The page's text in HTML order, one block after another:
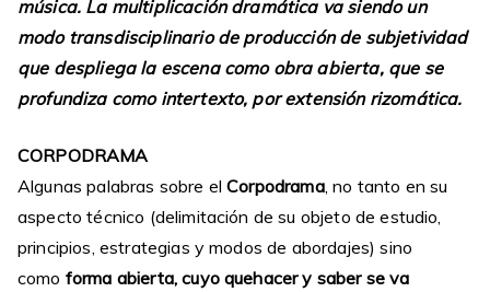
música. La multiplicación dramática va siendo un
modo transdisciplinario de producción de subjetividad
que despliega la escena como obra abierta, que se
profundiza como intertexto, por extensión rizomática.
CORPODRAMA
Algunas palabras sobre elCorpodrama, no tanto en su
aspecto técnico (delimitación de su objeto de estudio,
principios, estrategias y modos de abordajes) sino
como forma abierta, cuyo quehacer y saber se va